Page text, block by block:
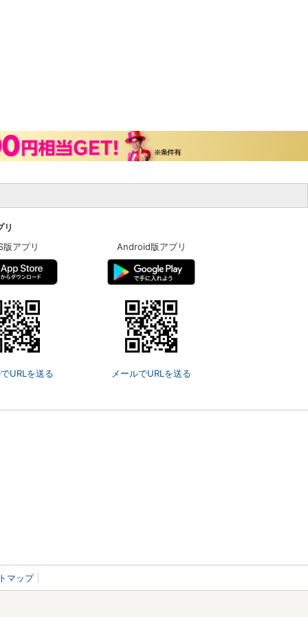
版アプリ
URLを送る
Android版アプリ
メールでURLを送る
マップ